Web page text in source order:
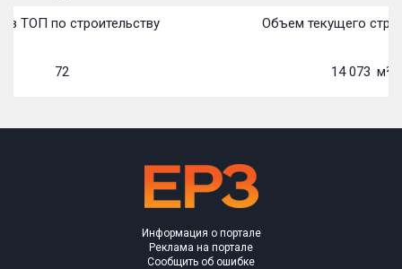
в ТОП по строительству
72
Объем текущего
14 073м²
Информация о портале
Реклама на портале
Сообщить об ошибке